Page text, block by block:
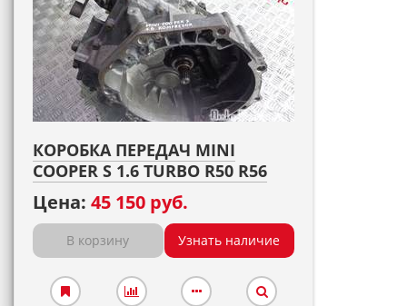
КОРОБКА ПЕРЕДАЧ MINI
COOPER S 1.6 TURBO R50 R56
Цена: 45 150 руб.
В корзину Узнать наличие